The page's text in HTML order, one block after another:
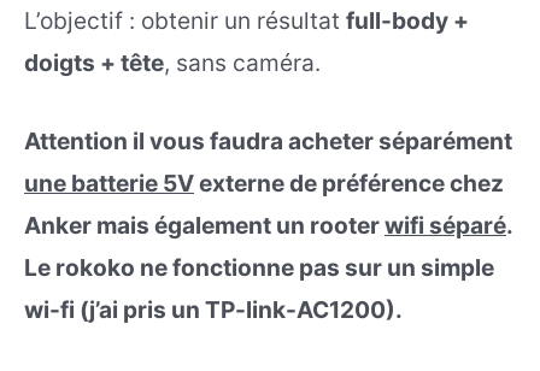
L’objectif : obtenir un résultat full-body +
doigts + tête, sans caméra.
Attention il vous faudra acheter séparément
une batterie 5Vexterne de préférence chez
Anker mais également un rooterwifi séparé.
Le rokoko ne fonctionne pas sur un simple
wi-fi (j’ai pris un TP-link-AC1200).